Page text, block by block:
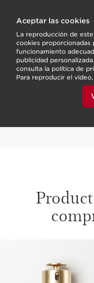
Aceptar las cookies
La reproducción de
cookies proporcionadas
funcionamiento
publicidad
consulta la política de
Para reproducir el
dando clic en la parte